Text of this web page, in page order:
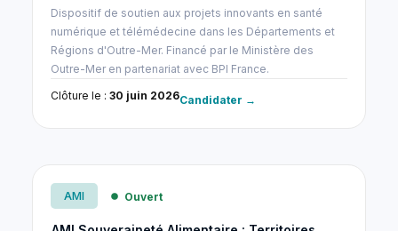
Dispositif de soutien aux projets innovants en santé
numérique et télémédecine dans les Départements et
Régions d'Outre-Mer. Financé par le Ministère des
Outre-Mer en partenariat avec BPI France.
Clôture le : 30 juin 2026Candidater →
AMI Ouvert